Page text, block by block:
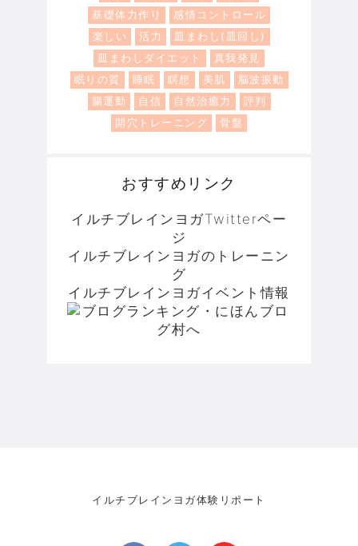
基礎体力作り
感情コントロール
楽しい
活力
皿まわし(皿回し)
皿まわしダイエット
真我発見
眠りの質
睡眠 瞑想 美肌
脳波振動
腸運動
自信 自然治癒力
評判
開穴トレーニング
骨盤
おすすめリンク
イルチブレインヨガTwitterペー
ジ
イルチブレインヨガのトレーニン
グ
イルチブレインヨガイベント情報
イルチブレインヨガ体験リポート